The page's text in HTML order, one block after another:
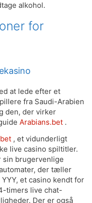
alkohol.
for
at lede efter et
fra Saudi-Arabien
den, der virker
Arabians.bet .
, et vidunderligt
live casino spiltitler.
brugervenlige
der tæller
et casino kendt for
timers live chat-
Der er også